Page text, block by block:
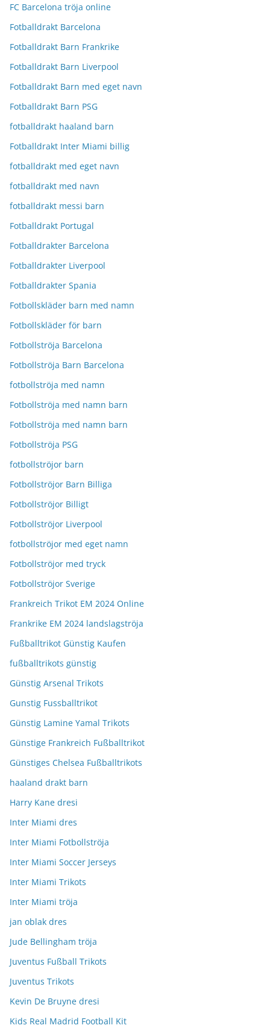
FC Barcelona tröja online
Fotballdrakt Barcelona
Fotballdrakt Barn Frankrike
Fotballdrakt Barn Liverpool
Fotballdrakt Barn med eget navn
Fotballdrakt Barn PSG
fotballdrakt haaland barn
Fotballdrakt Inter Miami billig
fotballdrakt med eget navn
fotballdrakt med navn
fotballdrakt messi barn
Fotballdrakt Portugal
Fotballdrakter Barcelona
Fotballdrakter Liverpool
Fotballdrakter Spania
Fotbollskläder barn med namn
Fotbollskläder för barn
Fotbollströja Barcelona
Fotbollströja Barn Barcelona
fotbollströja med namn
Fotbollströja med namn barn
Fotbollströja med namn barn
Fotbollströja PSG
fotbollströjor barn
Fotbollströjor Barn Billiga
Fotbollströjor Billigt
Fotbollströjor Liverpool
fotbollströjor med eget namn
Fotbollströjor med tryck
Fotbollströjor Sverige
Frankreich Trikot EM 2024 Online
Frankrike EM 2024 landslagströja
Fußballtrikot Günstig Kaufen
fußballtrikots günstig
Günstig Arsenal Trikots
Gunstig Fussballtrikot
Günstig Lamine Yamal Trikots
Günstige Frankreich Fußballtrikot
Günstiges Chelsea Fußballtrikots
haaland drakt barn
Harry Kane dresi
Inter Miami dres
Inter Miami Fotbollströja
Inter Miami Soccer Jerseys
Inter Miami Trikots
Inter Miami tröja
jan oblak dres
Jude Bellingham tröja
Juventus Fußball Trikots
Juventus Trikots
Kevin De Bruyne dresi
Kids Real Madrid Football Kit